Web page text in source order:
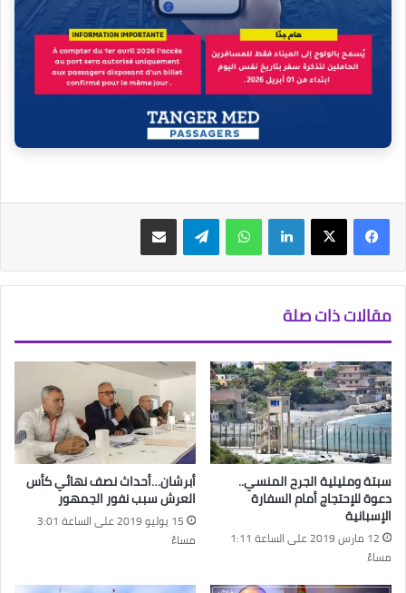
فيسبوك‫X لينكدإن واتساب تيلقرام مشاركة عبر البريد
مقالات ذات صلة
سبتة ومليلية الجرح المنسي..
دعوة للإحتجاج أمام السفارة
الإسبانية
12 مارس 2019 على الساعة 1:11
مساءً
أبرشان…أحداث نصف نهائي كأس
العرش سبب نفور الجمهور
15 يوليو 2019 على الساعة 3:01
مساءً